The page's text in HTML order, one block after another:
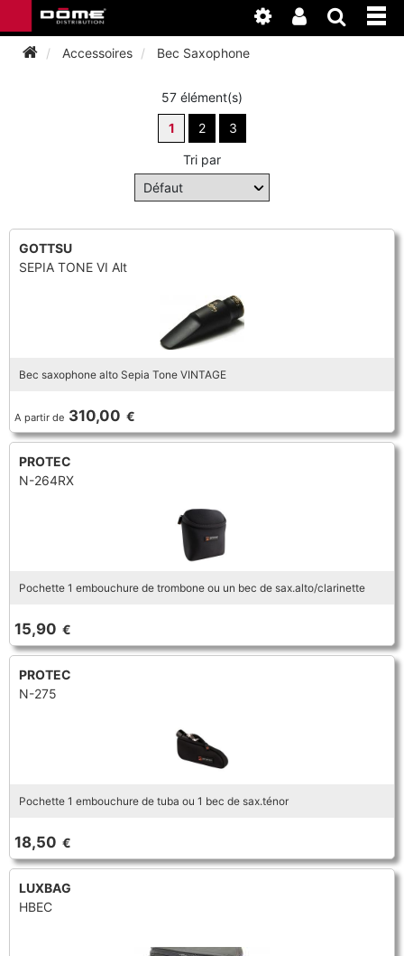
INSTRUMENTS
COR
SAXHORN EUPHONIUM
SAXOPHONE
TROMBONE
TROMPETTE CORNET BUGLE
TUBA
BAGAGERIE
BEC CLARINETTE
CLARINETTE
COR
FANFARE ET MARCHING
HAUTBOIS
ORCHESTRE
SAXHORN EUPHONIUM
TROMBONE
TROMPETTE CORNET BUGLE
ACCESSOIRES
ANCHE CLARINETTE
BASSON
BEC CLARINETTE
COR
EMBOUCHURE GROS CUIVRE
EMBOUCHURE PETIT CUIVRE
FLÛTE TRAVERSIÈRE
FLÛTE À BEC
HAUTBOIS
FLÛTE TRAVERSIÈRE
SAXHORN EUPHONIUM
SAXOPHONE
TUBA
SAXHORN EUPHONIUM
TROMPETTE CORNET BUGLE
TUBA
NEWS
Accessoires Bec Saxophone
57 élément(s)
1
2 3
Tri par
GOTTSU
SEPIA TONE VI Alt
Bec saxophone alto Sepia Tone VINTAGE
A partir de 310,00 €
PROTEC
N-264RX
Pochette 1 embouchure de trombone ou un bec de sax.alto/clarinette
15,90 €
PROTEC
N-275
Pochette 1 embouchure de tuba ou 1 bec de sax.ténor
18,50 €
LUXBAG
HBEC